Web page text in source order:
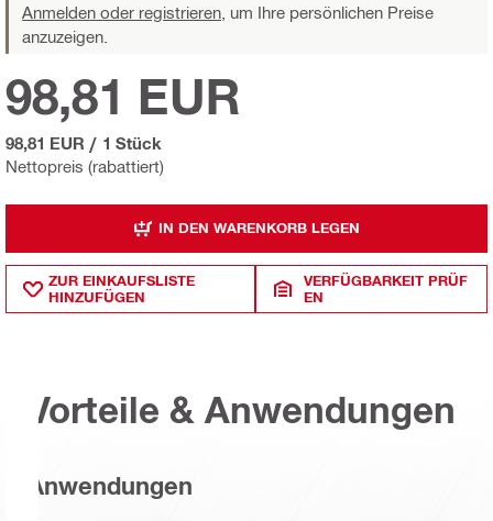
Anmelden oder registrieren, um Ihre persönlichen Preise
anzuzeigen.
Nettopreis (rabattiert)
98,81 EUR
98,81 EUR / 1 Stück
IN DEN WARENKORB LEGEN
ZUR EINKAUFSLISTE
HINZUFÜGEN
VERFÜGBARKEIT PRÜF
EN
Vorteile & Anwendungen
Anwendungen